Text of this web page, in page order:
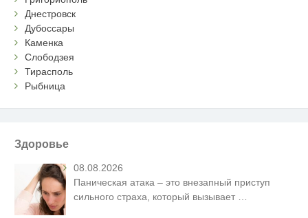
Днестровск
Дубоссары
Каменка
Слободзея
Тирасполь
Рыбница
Здоровье
08.08.2026
Паническая атака – это внезапный приступ
сильного страха, который вызывает